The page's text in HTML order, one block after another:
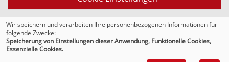
© 2026 Kufer Software GmbH
Wir speichern und verarbeiten Ihre personenbezogenen Informationen für
folgende Zwecke:
Speicherung von Einstellungen dieser Anwendung, Funktionelle Cookies,
Essenzielle Cookies.